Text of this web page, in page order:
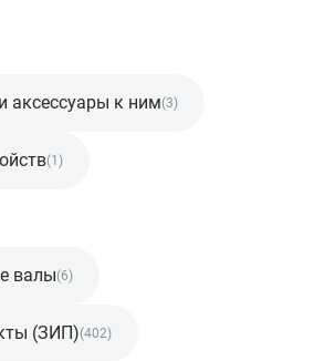
аксессуары к ним(3)
(1)
валы(6)
(ЗИП)(402)